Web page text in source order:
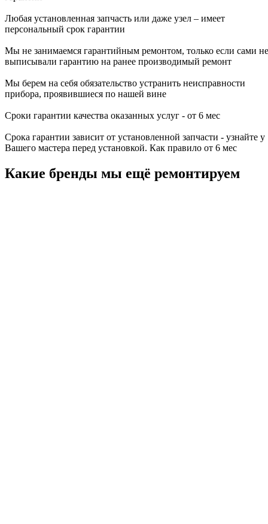
Любая установленная запчасть или даже узел – имеет
персональный срок гарантии
Мы не занимаемся гарантийным ремонтом, только если сами не
выписывали гарантию на ранее производимый ремонт
Мы берем на себя обязательство устранить неисправности
прибора, проявившиеся по нашей вине
Сроки гарантии качества оказанных услуг - от 6 мес
Срока гарантии зависит от установленной запчасти - узнайте у
Вашего мастера перед установкой. Как правило от 6 мес
Какие бренды мы ещё ремонтируем